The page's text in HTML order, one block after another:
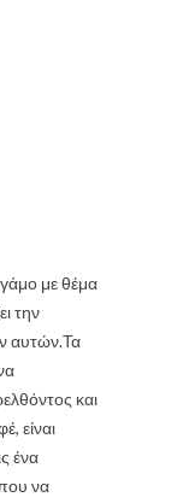
με θέμα
την
αυτών.Τα
και
είναι
ένα
να